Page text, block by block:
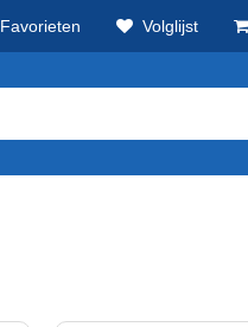
Favorieten Volglijst